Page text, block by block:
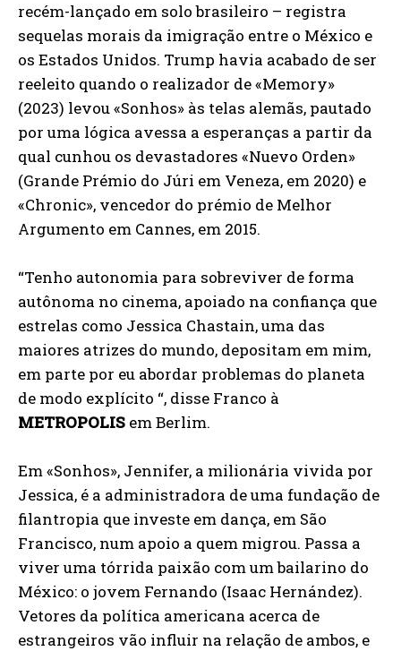
recém-lançado em solo brasileiro – registra
sequelas morais da imigração entre o México e
os Estados Unidos. Trump havia acabado de ser
reeleito quando o realizador de «Memory»
(2023) levou «Sonhos» às telas alemãs, pautado
por uma lógica avessa a esperanças a partir da
qual cunhou os devastadores «Nuevo Orden»
(Grande Prémio do Júri em Veneza, em 2020) e
«Chronic», vencedor do prémio de Melhor
Argumento em Cannes, em 2015.
“Tenho autonomia para sobreviver de forma
autônoma no cinema, apoiado na confiança que
estrelas como Jessica Chastain, uma das
maiores atrizes do mundo, depositam em mim,
em parte por eu abordar problemas do planeta
de modo explícito “, disse Franco à
METROPOLIS em Berlim.
Em «Sonhos», Jennifer, a milionária vivida por
Jessica, é a administradora de uma fundação de
filantropia que investe em dança, em São
Francisco, num apoio a quem migrou. Passa a
viver uma tórrida paixão com um bailarino do
México: o jovem Fernando (Isaac Hernández).
Vetores da política americana acerca de
estrangeiros vão influir na relação de ambos, e